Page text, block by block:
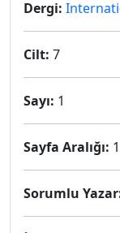
Dergi:
Cilt: 7
Sayı: 1
Sayfa Aralığı:
Sorumlu